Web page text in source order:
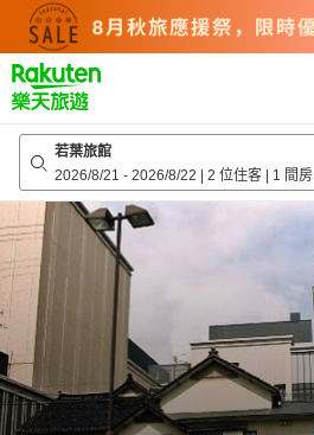
top
page
若葉旅館
2026/8/21 - 2026/8/22 | 2 位住客 | 1 間房